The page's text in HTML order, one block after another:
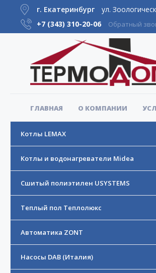
г. Екатеринбург
ул.
+7 (343) 310-20-06 Обратный
ГЛАВНАЯ О КОМПАНИИ
Котлы LEMAX
Котлы и водонагреватели Midea
Сшитый полиэтилен USYSTEMS
Теплый пол Теплолюкс
Автоматика ZONT
Насосы DAB (Италия)